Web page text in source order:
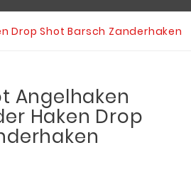
Drop Shot Barsch Zanderhaken
Angelhaken
Haken Drop